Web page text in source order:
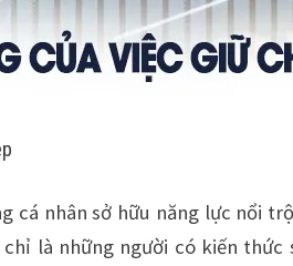
cá nhân sở hữu năng lực nổi
là những người có kiến thức